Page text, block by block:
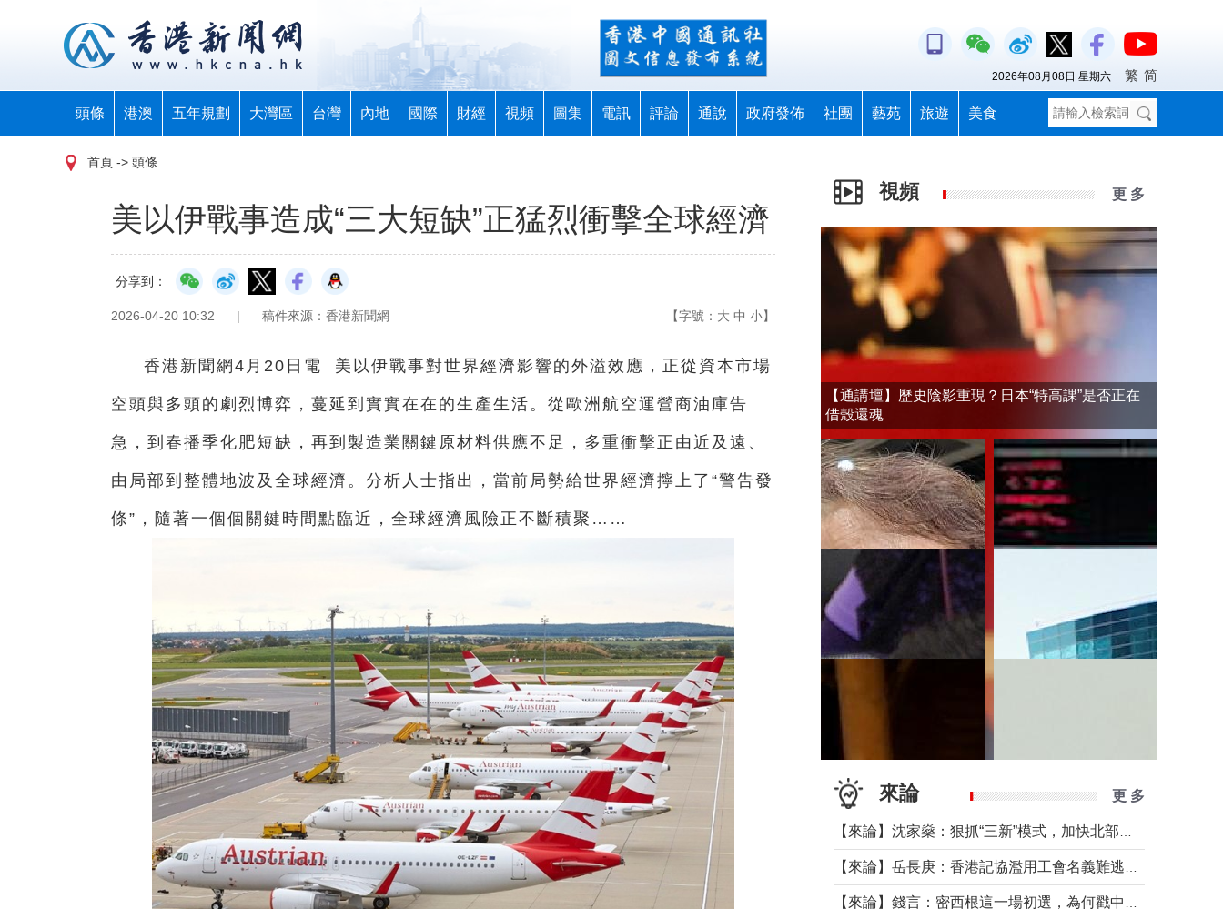
頭條 港澳 五年規劃 大灣區 台灣 內地 國際 財經 視頻 圖集 電訊 評論 通說 政府發佈 社團 藝苑 旅遊 美食
2026年08月08日 星期六 繁 简
首頁 -> 頭條
美以伊戰事造成“三大短缺”正猛烈衝擊全球經濟
分享到：
2026-04-20 10:32 | 稿件來源：香港新聞網 【字號： 大 中 小】
香港新聞網4月20日電 美以伊戰事對世界經濟影響的外溢效應，正從資本市場
空頭與多頭的劇烈博弈，蔓延到實實在在的生產生活。從歐洲航空運營商油庫告
急，到春播季化肥短缺，再到製造業關鍵原材料供應不足，多重衝擊正由近及遠、
由局部到整體地波及全球經濟。分析人士指出，當前局勢給世界經濟擰上了“警告發
條”，隨著一個個關鍵時間點臨近，全球經濟風險正不斷積聚……
視頻 更 多
【通講壇】歷史陰影重現？日本“特高課”是否正在
借殼還魂
來論 更 多